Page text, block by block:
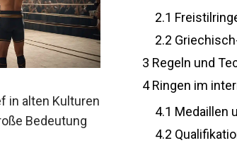
in alten
große
2.1
2.2Griechisch-
Regeln und
Ringen im
4.1Medaillen
4.2Qualifikation